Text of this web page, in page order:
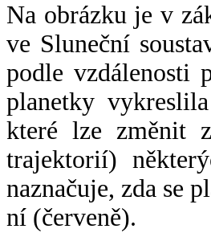
Na obrázku je v
ve Sluneční
podle vzdálenosti
planetky
které lze změnit
trajektorií)
naznačuje, zda se
ní (červeně).